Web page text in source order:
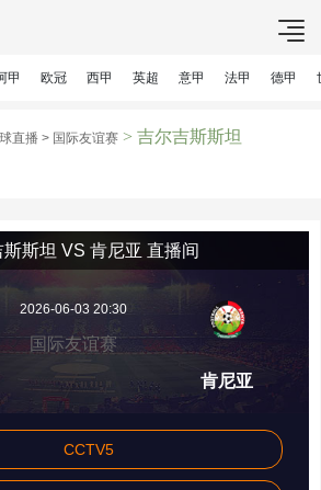
甲 欧冠 西甲 英超 意甲 法甲 德甲
直播 > 国际友谊赛 > 吉尔吉斯斯坦
斯坦 VS 肯尼亚 直播间
2026-06-03 20:30
国际友谊赛
肯尼亚
CCTV5